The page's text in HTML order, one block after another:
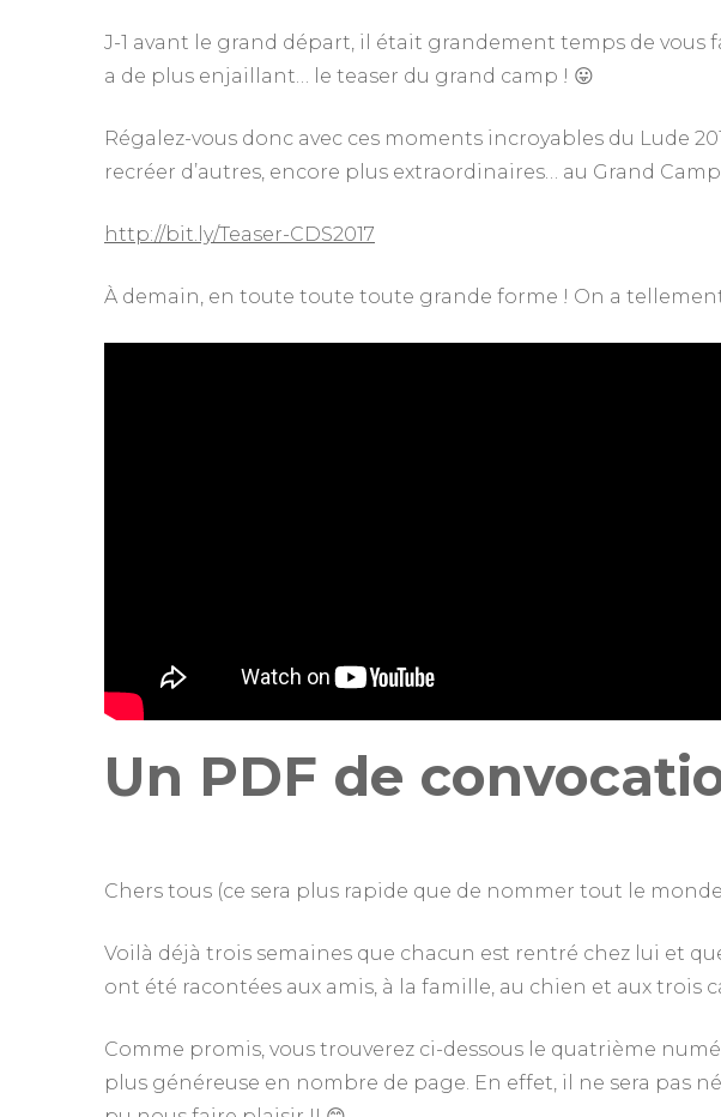
J-1 avant le grand départ, il était grandement temps de vous
a de plus enjaillant… le teaser du grand camp ! 😛
Régalez-vous donc avec ces moments incroyables du Lude
recréer d’autres, encore plus extraordinaires… au Grand Camp
http://bit.ly/Teaser-CDS2017
À demain, en toute toute toute grande forme ! On a
Un PDF de
Chers tous (ce sera plus rapide que de nommer tout le monde
Voilà déjà trois semaines que chacun est rentré chez lui et
ont été racontées aux amis, à la famille, au chien et aux trois
Comme promis, vous trouverez ci-dessous le quatrième
plus généreuse en nombre de page. En effet, il ne sera pas